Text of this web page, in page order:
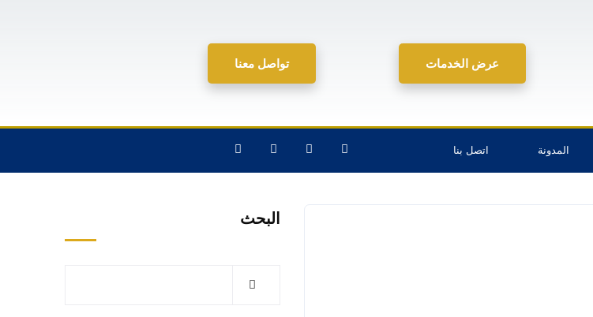
عرض الخدمات تواصل معنا
المدونة اتصل بنا
البحث